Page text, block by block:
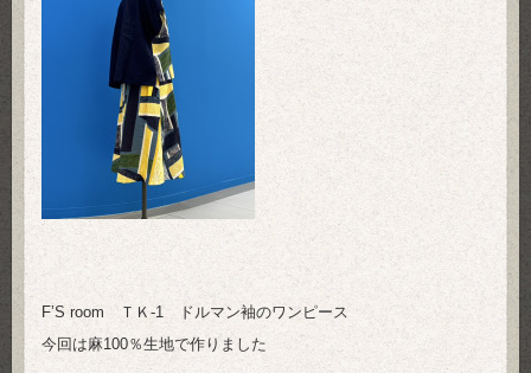
F’S room ＴＫ-1 ドルマン袖のワンピース
今回は麻100％生地で作りました